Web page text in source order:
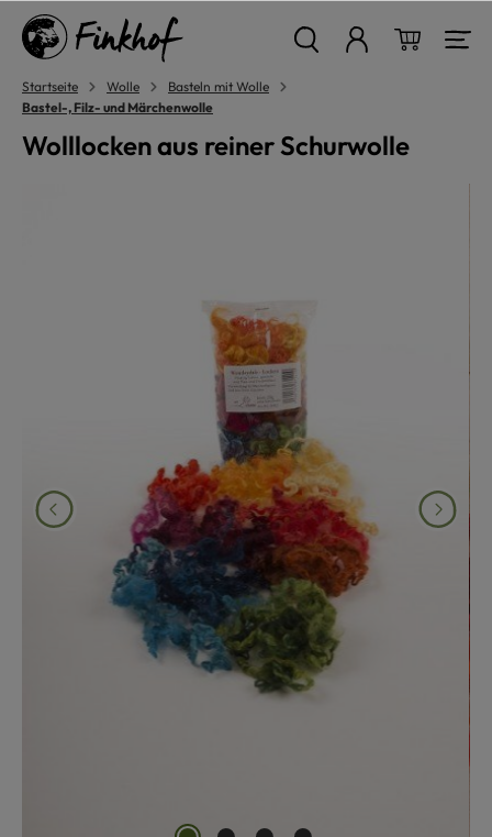
springen
Startseite Wolle
Basteln mit Wolle
Bastel-, Filz- und Märchenwolle
Wolllocken aus reiner Schurwolle